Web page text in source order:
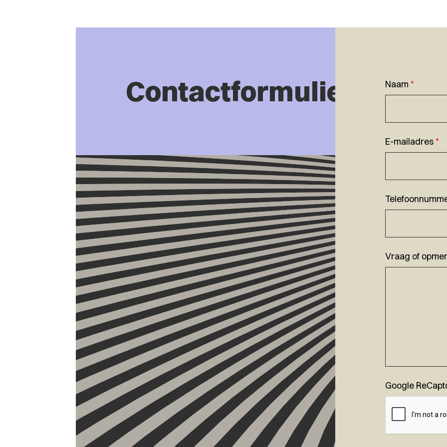
Contactformulier Naam *
E-mailadres *
Vraag of
Google